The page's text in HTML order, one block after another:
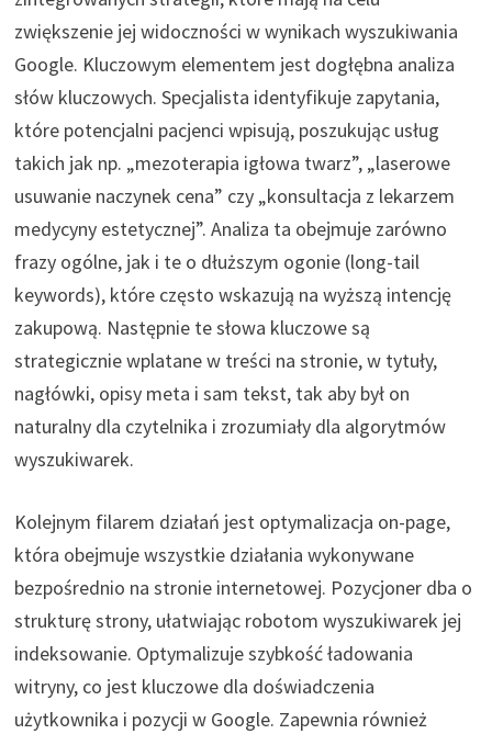
zwiększenie jej widoczności w wynikach wyszukiwania
Google. Kluczowym elementem jest dogłębna analiza
słów kluczowych. Specjalista identyfikuje zapytania,
które potencjalni pacjenci wpisują, poszukując usług
takich jak np. „mezoterapia igłowa twarz”, „laserowe
usuwanie naczynek cena” czy „konsultacja z lekarzem
medycyny estetycznej”. Analiza ta obejmuje zarówno
frazy ogólne, jak i te o dłuższym ogonie (long-tail
keywords), które często wskazują na wyższą intencję
zakupową. Następnie te słowa kluczowe są
strategicznie wplatane w treści na stronie, w tytuły,
nagłówki, opisy meta i sam tekst, tak aby był on
naturalny dla czytelnika i zrozumiały dla algorytmów
wyszukiwarek.
Kolejnym filarem działań jest optymalizacja on-page,
która obejmuje wszystkie działania wykonywane
bezpośrednio na stronie internetowej. Pozycjoner dba o
strukturę strony, ułatwiając robotom wyszukiwarek jej
indeksowanie. Optymalizuje szybkość ładowania
witryny, co jest kluczowe dla doświadczenia
użytkownika i pozycji w Google. Zapewnia również